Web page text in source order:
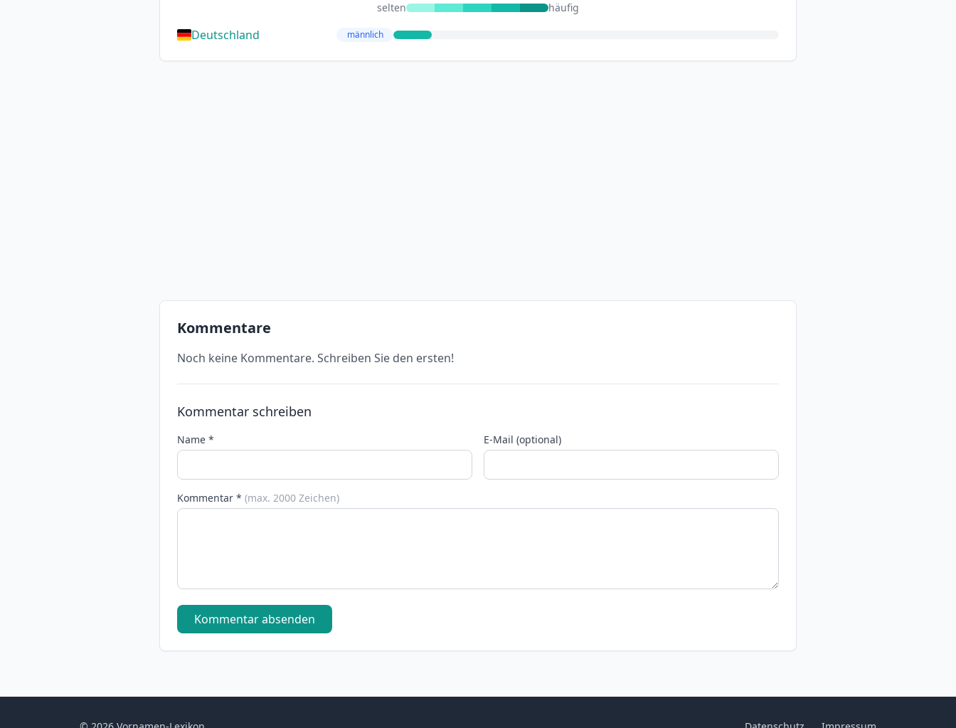
selten häufig
Deutschland männlich
Kommentare
Noch keine Kommentare. Schreiben Sie den ersten!
Kommentar schreiben
Name * E-Mail (optional)
Kommentar * (max. 2000 Zeichen)
Kommentar absenden